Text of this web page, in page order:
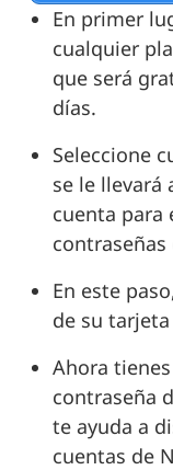
En primer
cualquier
que será
días.
Seleccione
se le llevará
cuenta para
En este
de su
Ahora
contraseña
te ayuda a
cuentas de